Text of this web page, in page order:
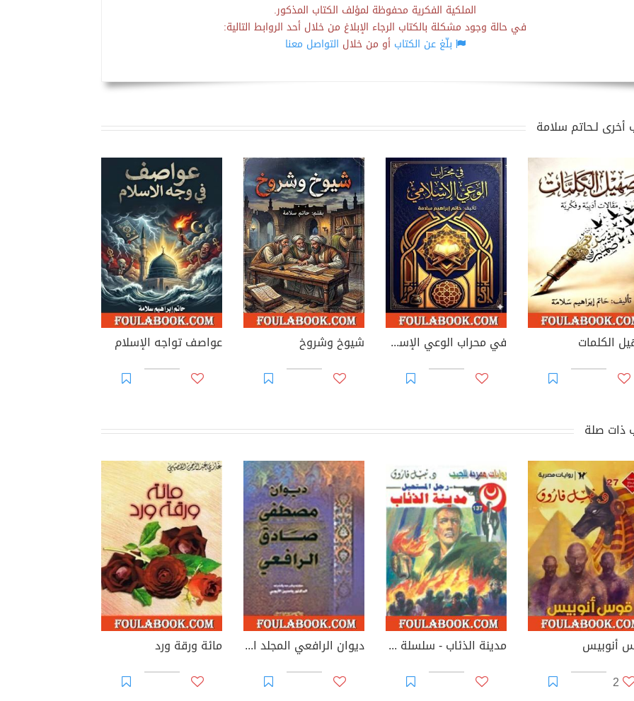
الملكية الفكرية محفوظة لمؤلف الكتاب المذكور.
في حالة وجود مشكلة بالكتاب الرجاء الإبلاغ من خلال أحد الروابط التالية:
بلّغ عن الكتابأو من خلال التواصل معنا
أخرى لـحاتم سلامة
الكلمات في محراب الوعي الإسلامي شيوخ وشروخ عواصف تواجه الإسلام
ذات صلة
أنوبيس
2
مدينة الذئاب - سلسلة رجل المستحيل ديوان الرافعي المجلد الثاني مائة ورقة ورد